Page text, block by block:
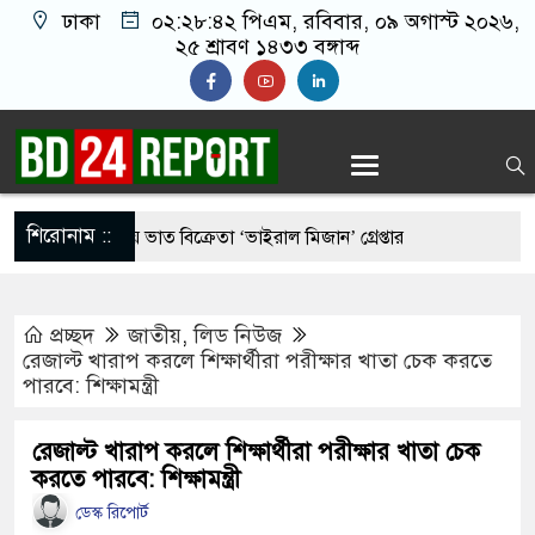
ঢাকা ০২:২৮:৪৩ পিএম, রবিবার, ০৯ অগাস্ট ২০২৬,
২৫ শ্রাবণ ১৪৩৩ বঙ্গাব্দ
শিরোনাম ::
মাংস দিয়ে ভাত বিক্রেতা ‘ভাইরাল মিজান’ গ্রেপ্তার
‘আমেরিকান ষড়’য’ন্ত্র’তত্ত্ব’ নিয়ে প্রশ্ন তুললেন
পদে মির্জা ফখরুল নির্বাচিত
প্রচ্ছদ জাতীয়,লিড নিউজ
রেজাল্ট খারাপ করলে শিক্ষার্থীরা পরীক্ষার খাতা চেক করতে
পারবে: শিক্ষামন্ত্রী
রেজাল্ট খারাপ করলে শিক্ষার্থীরা পরীক্ষার খাতা চেক
করতে পারবে: শিক্ষামন্ত্রী
ডেস্ক রিপোর্ট